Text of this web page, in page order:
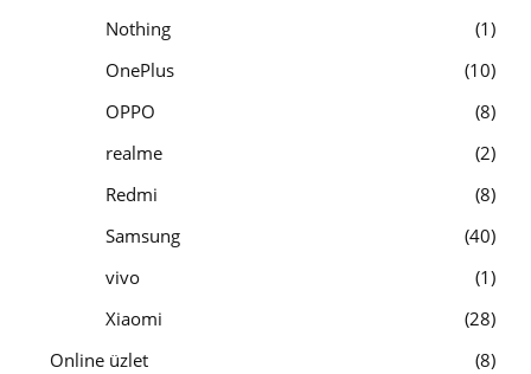
Nothing
1
OnePlus
10
OPPO
8
realme
2
Redmi
8
Samsung
40
vivo
1
Xiaomi
28
Online üzlet
8